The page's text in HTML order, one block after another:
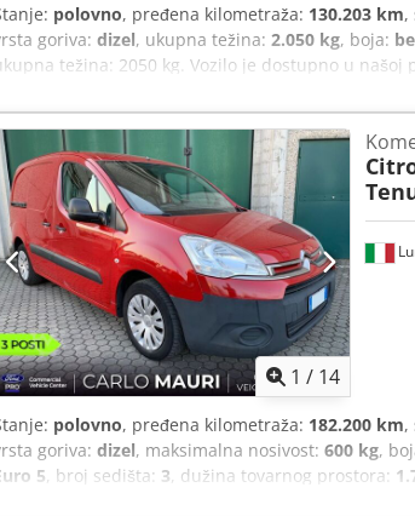
polovno, pređena kilometraža: 130.203 km,
goriva: dizel, ukupna težina: 2.050 kg, boja:
težina: 2050 kg. Vozilo je dostupno u
fotografija, kontaktirajte: Đulio Desenibus, telefon:
telefon: 0432.409209, mobilni (WhatsApp):
1 / 14
polovno, pređena kilometraža: 182.200 km,
goriva: dizel, maksimalna nosivost: 600 kg,
5, broj sedišta: 3, dužina tovarnog prostora:
vozilo: Citroen Berlingo, kombi, 3 sedišta, model